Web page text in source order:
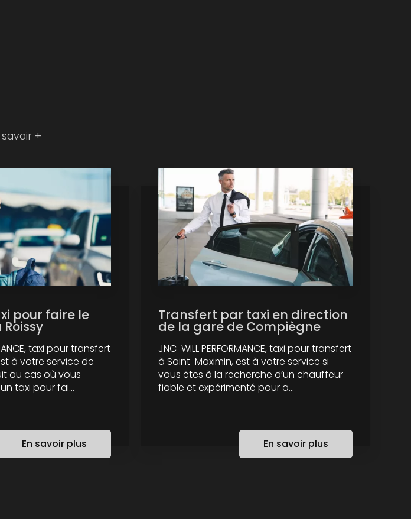
savoir +
pour faire le
taxi pour transfert
à votre service de
au cas où vous
taxi pour fai...
En savoir plus
Transfert par taxi en direction
de la gare de Compiègne
JNC-WILL PERFORMANCE, taxi pour transfert
à Saint-Maximin, est à votre service si
vous êtes à la recherche d’un chauffeur
fiable et expérimenté pour a...
En savoir plus